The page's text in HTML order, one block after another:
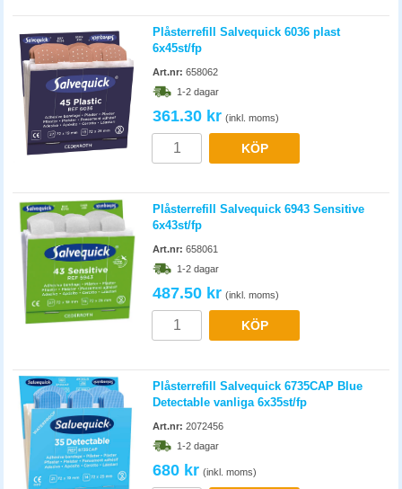
Plåsterrefill Salvequick 6036 plast
6x45st/fp
Art.nr: 658062
1-2 dagar
361.30 kr (inkl. moms)
KÖP
Plåsterrefill Salvequick 6943 Sensitive
6x43st/fp
Art.nr: 658061
1-2 dagar
487.50 kr (inkl. moms)
KÖP
Plåsterrefill Salvequick 6735CAP Blue
Detectable vanliga 6x35st/fp
Art.nr: 2072456
1-2 dagar
680 kr (inkl. moms)